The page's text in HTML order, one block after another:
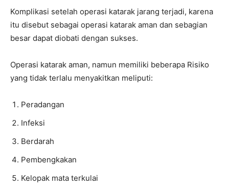
Komplikasi setelah operasi katarak jarang terjadi, karena
itu disebut sebagai operasi katarak aman dan sebagian
besar dapat diobati dengan sukses.
Operasi katarak aman, namun memiliki beberapa Risiko
yang tidak terlalu menyakitkan meliputi:
Peradangan
Infeksi
Berdarah
Pembengkakan
Kelopak mata terkulai